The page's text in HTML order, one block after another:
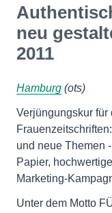
neu
2011
Hamburg (ots)
Verjüngungskur
und neue Themen
Papier,
Marketing-
Unter dem Motto